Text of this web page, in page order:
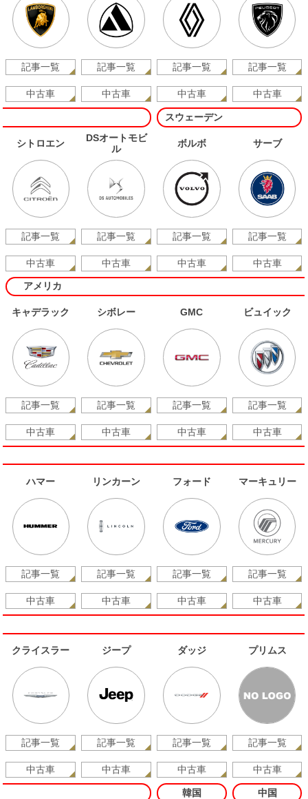
記事一覧
中古車
記事一覧
中古車
記事一覧
中古車
記事一覧
中古車
シトロエン
記事一覧
中古車
DSオートモビ
ル
記事一覧
中古車
スウェーデン
ボルボ
記事一覧
中古車
サーブ
記事一覧
中古車
アメリカ
キャデラック
記事一覧
中古車
シボレー
記事一覧
中古車
GMC
記事一覧
中古車
ビュイック
記事一覧
中古車
ハマー
記事一覧
中古車
リンカーン
記事一覧
中古車
フォード
記事一覧
中古車
マーキュリー
記事一覧
中古車
クライスラー
記事一覧
中古車
ジープ
記事一覧
中古車
ダッジ
記事一覧
中古車
プリムス
記事一覧
中古車
韓国 中国